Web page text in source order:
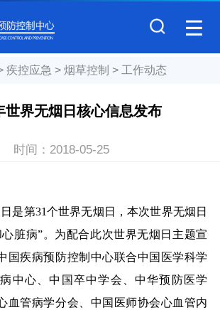
疾控应急 > 烟草控制 > 工作动态
世界无烟日核心信息发布
时间： 2018-05-25
日是第31个世界无烟日，本次世界无烟日
脏病”。为配合此次世界无烟日主题宣
国疾病预防控制中心联合中国医学科学
中心、中国卒中学会、中华预防医学
血管病学分会、中国医师协会心血管内